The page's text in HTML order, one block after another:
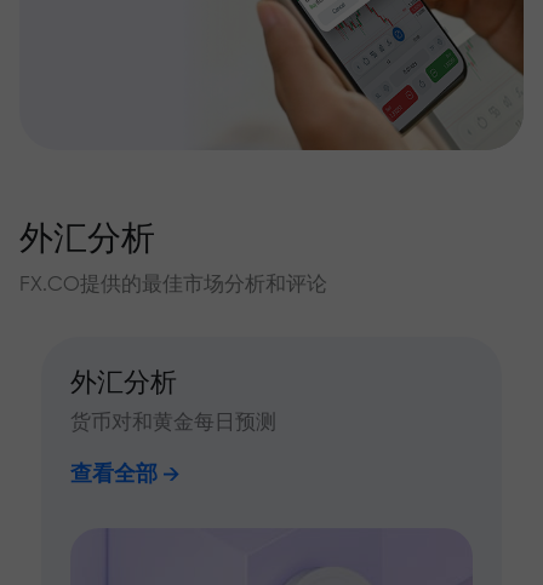
外汇分析
FX.CO提供的最佳市场分析和评论
外汇分析
货币对和黄金每日预测
查看全部